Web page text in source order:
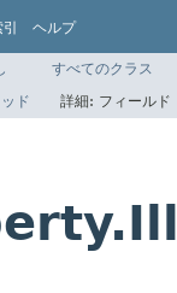
ヘルプ
すべてのクラス
ド 詳細: フィール